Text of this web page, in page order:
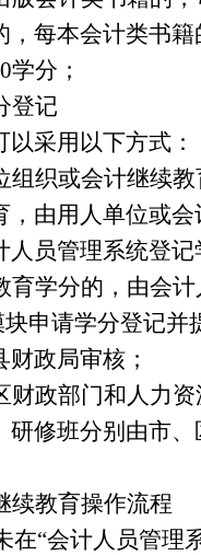
，每本会计类书
学分；
登记
采用以下方式：
组织或会计继续
由用人单位或会
员管理系统登记
育学分的，由会
块申请学分登记
政局审核；
财政部门和人力
研修班分别由市
续教育操作流程
在“会计人员管理